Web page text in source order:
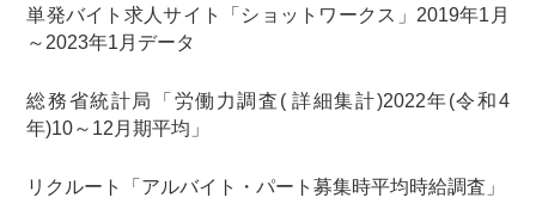
単発バイト求人サイト「ショットワークス」2019年1月
～2023年1月データ
総務省統計局「労働力調査( 詳細集計)2022年(令和4
年)10～12月期平均」
リクルート「アルバイト・パート募集時平均時給調査」